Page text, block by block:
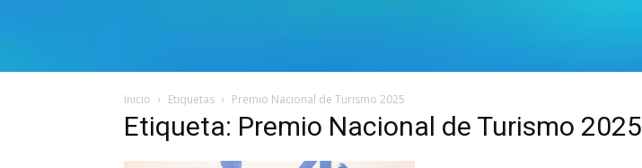
Inicio Etiquetas Premio Nacional de Turismo 2025
Etiqueta: Premio Nacional de Turismo 2025